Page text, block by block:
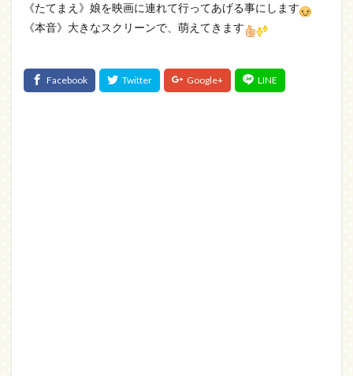
《たてまえ》娘を映画に連れて行ってあげる事にします
《本音》大きなスクリーンで、萌えてきます